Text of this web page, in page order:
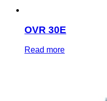
OVR 30E
Read more